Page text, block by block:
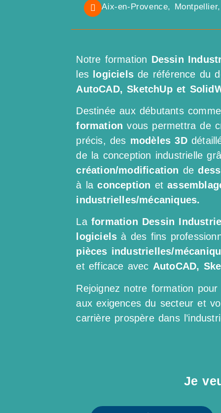
Aix-en-Provence,
Notre formation Dessin
les logiciels de référence du
AutoCAD, SketchUp et
Destinée aux débutants
formation vous permettra de
précis, des modèles 3D
de la conception industrielle
création/modification de
à la conception et
industrielles/mécaniques.
La formation Dessin
logiciels à des fins
pièces industrielles/
et efficace avec AutoCAD,
Rejoignez notre formation
aux exigences du secteur et
carrière prospère dans
Je